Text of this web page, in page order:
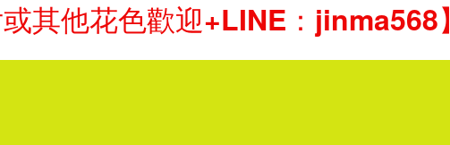
其他花色歡迎+LINE：jinma568】